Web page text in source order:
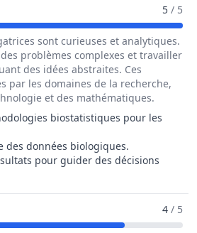
Le Métier De Biostatisticien
5 / 5
sont curieuses et analytiques.
problèmes complexes et travailler
des idées abstraites. Ces
par les domaines de la recherche,
et des mathématiques.
biostatistiques pour les
des données biologiques.
pour guider des décisions
Le Métier De 4 / 5